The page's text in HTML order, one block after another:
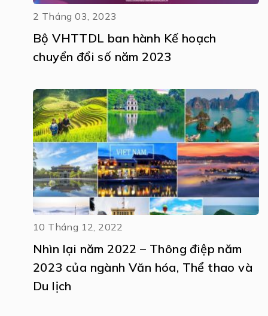
2 Tháng 03, 2023
Bộ VHTTDL ban hành Kế hoạch
chuyển đổi số năm 2023
10 Tháng 12, 2022
Nhìn lại năm 2022 – Thông điệp năm
2023 của ngành Văn hóa, Thể thao và
Du lịch